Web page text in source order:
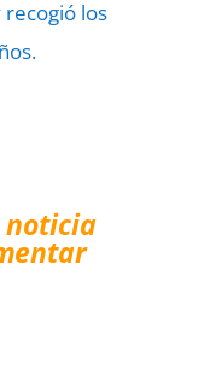
los
noticia